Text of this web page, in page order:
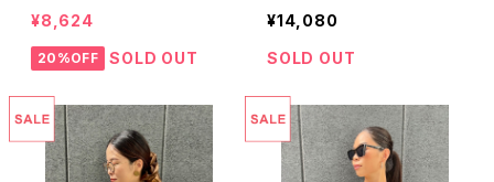
ソリッドカラー 単色 カラフ
¥8,624
20%OFF SOLD OUT
ディガン シャギー フィルム
キラキラ
¥14,080
SOLD OUT